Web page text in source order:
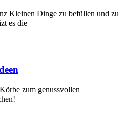
Kleinen Dinge zu befüllen und zu
es die
zum genussvollen